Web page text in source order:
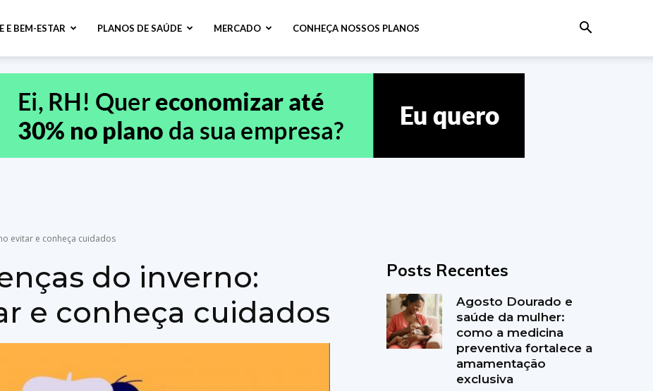
E BEM-ESTAR PLANOS DE SAÚDE MERCADO CONHEÇA NOSSOS PLANOS
evitar e conheça cuidados
do inverno:
e conheça cuidados
Posts Recentes
Agosto Dourado e
saúde da mulher:
como a medicina
preventiva fortalece a
amamentação
exclusiva